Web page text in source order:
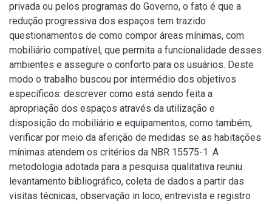
privada ou pelos programas do Governo, o fato é que a
redução progressiva dos espaços tem trazido
questionamentos de como compor áreas mínimas, com
mobiliário compatível, que permita a funcionalidade desses
ambientes e assegure o conforto para os usuários. Deste
modo o trabalho buscou por intermédio dos objetivos
específicos: descrever como está sendo feita a
apropriação dos espaços através da utilização e
disposição do mobiliário e equipamentos, como também,
verificar por meio da aferição de medidas se as habitações
mínimas atendem os critérios da NBR 15575-1. A
metodologia adotada para a pesquisa qualitativa reuniu
levantamento bibliográfico, coleta de dados a partir das
visitas técnicas, observação in loco, entrevista e registro